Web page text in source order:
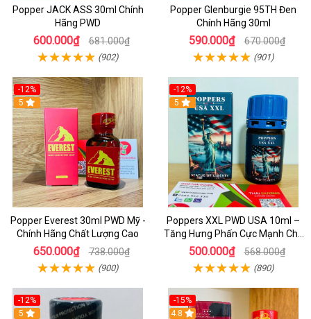
Popper JACK ASS 30ml Chính
Hãng PWD
600.000₫ 681.000₫
(902)
Popper Glenburgie 95TH Đen
Chính Hãng 30ml
590.000₫ 670.000₫
(901)
-12%
5
Popper Everest 30ml PWD Mỹ -
Chính Hãng Chất Lượng Cao
650.000₫ 738.000₫
(900)
-12%
5
Poppers XXL PWD USA 10ml –
Tăng Hưng Phấn Cực Mạnh Cho
Top Bot Khi Yêu
500.000₫ 568.000₫
(890)
-12%
5
-15%
4.8